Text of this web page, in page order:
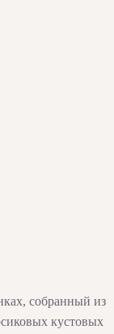
собранный из
кустовых